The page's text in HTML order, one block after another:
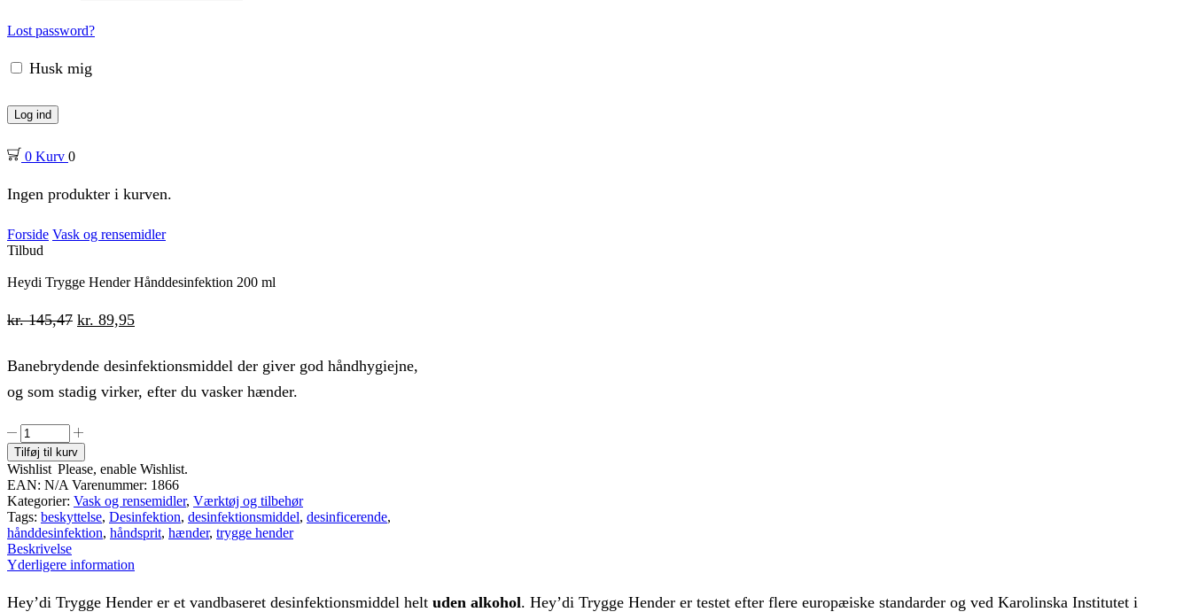
Lost password?
Husk mig
Log ind
0 Kurv 0
Ingen produkter i kurven.
Forside Vask og rensemidler
Tilbud
Heydi Trygge Hender Hånddesinfektion 200 ml
kr.145,47 Den
pris
var:
kr. 89,95Den
pris
er:
Banebrydende desinfektionsmiddel der giver god håndhygiejne,
og som stadig virker, efter du vasker hænder.
Heydi
Trygge
Hender
Hånddesinfektion
200
ml
antal
Tilføj til kurv
Wishlist Please, enable Wishlist.
EAN: N/A Varenummer: 1866
Kategorier: Vask og rensemidler, Værktøj og tilbehør
Tags: beskyttelse, Desinfektion, desinfektionsmiddel, desinficerende,
hånddesinfektion, håndsprit, hænder, trygge hender
Beskrivelse
Yderligere information
Hey’di Trygge Hender er et vandbaseret desinfektionsmiddel helt uden alkohol. Hey’di Trygge Hender er testet efter flere europæiske standarder og ved Karolinska Institutet i